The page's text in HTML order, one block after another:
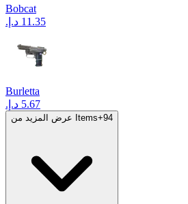
Bobcat
Burletta
عرض المزيد من Items+94